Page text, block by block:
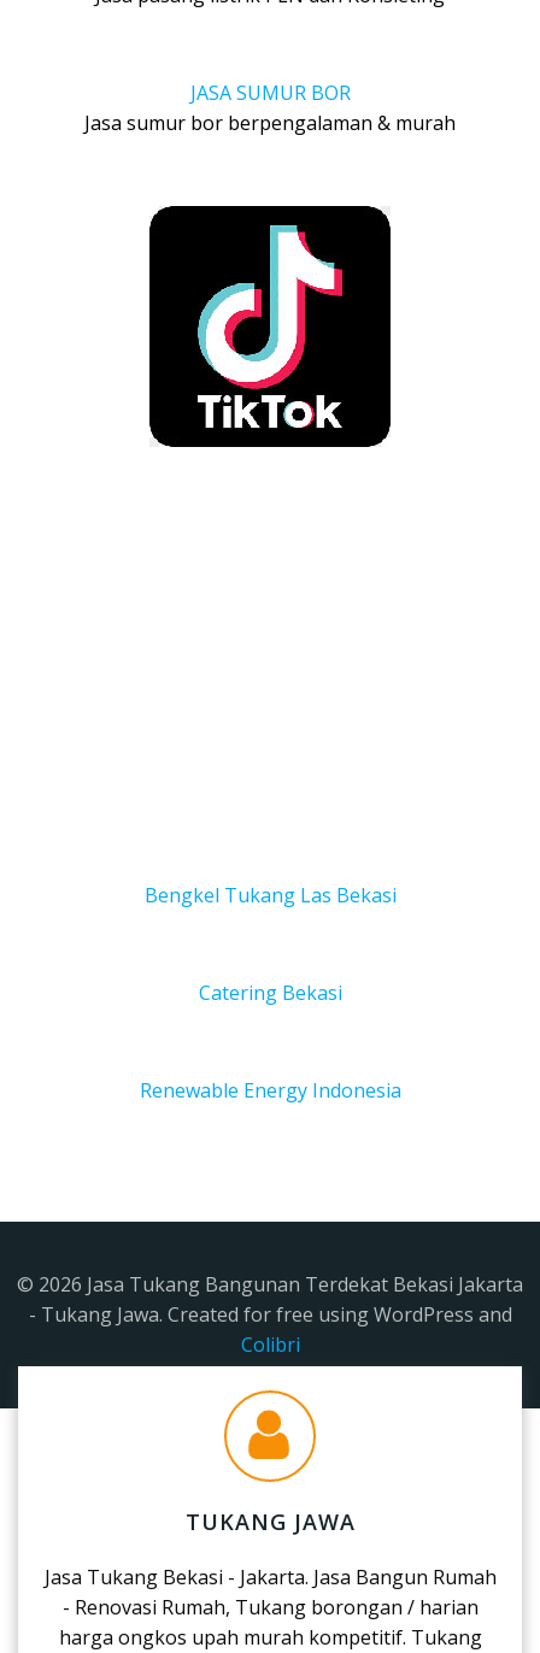
JASA SUMUR BOR
Jasa sumur bor berpengalaman & murah
Bengkel Tukang Las Bekasi
Catering Bekasi
Renewable Energy Indonesia
© 2026 Jasa Tukang Bangunan Terdekat Bekasi Jakarta
- Tukang Jawa. Created for free using WordPress and
Colibri
TUKANG JAWA
Jasa Tukang Bekasi - Jakarta. Jasa Bangun Rumah
- Renovasi Rumah, Tukang borongan / harian
harga ongkos upah murah kompetitif. Tukang